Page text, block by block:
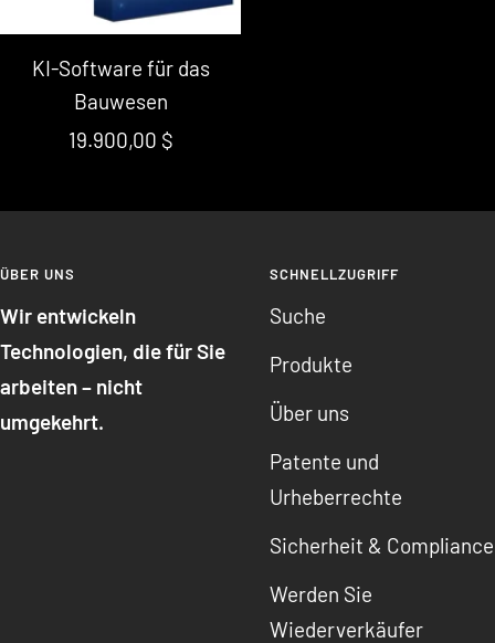
KI-Software für das
Bauwesen
Verkaufspreis
19.900,00 $
ÜBER UNS
Wir entwickeln
Technologien, die für Sie
arbeiten – nicht
umgekehrt.
SCHNELLZUGRIFF
Suche
Produkte
Über uns
Patente und
Urheberrechte
Sicherheit & Compliance
Werden Sie
Wiederverkäufer